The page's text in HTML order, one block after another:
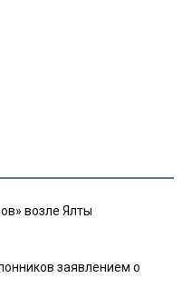
возле Ялты
заявлением о